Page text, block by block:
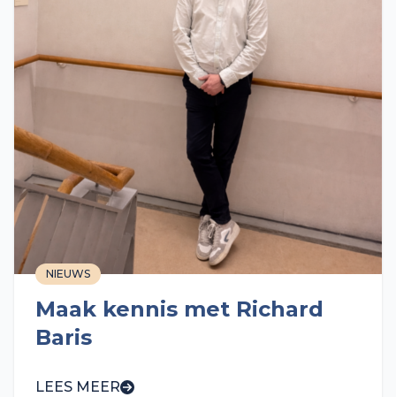
NIEUWS
Maak kennis met Richard
Baris
LEES MEER